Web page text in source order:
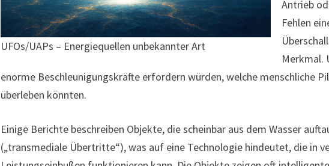
UFOs/UAPs – Energiequellen unbekannter Art
Antrieb
Fehlen
Merkmal.
enorme Beschleunigungskräfte erfordern würden, welche menschliche
überleben könnten.
Einige Berichte beschreiben Objekte, die scheinbar aus dem Wasser
(„transmediale Übertritte“), was auf eine Technologie hindeutet, die in